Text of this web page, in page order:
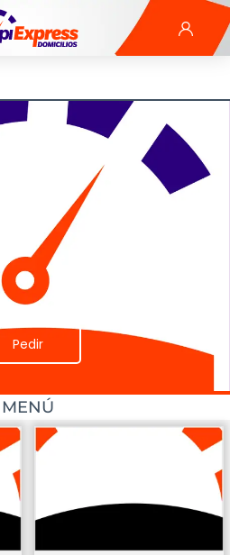
Pedir
MENÚ